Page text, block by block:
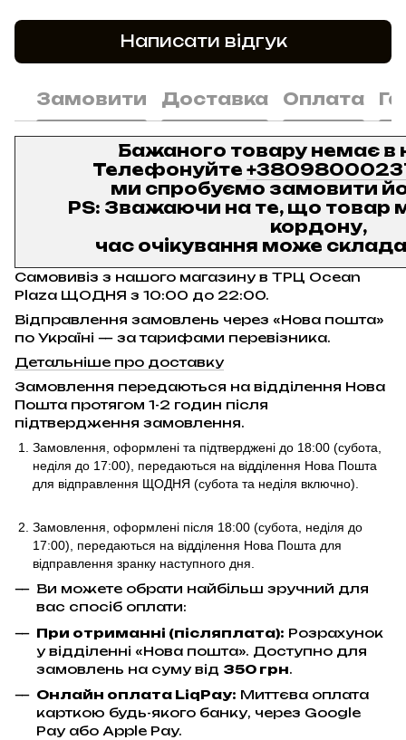
Написати відгук
Замовити Доставка Оплата
Бажаного товару немає в
Телефонуйте
ми спробуємо замовити
PS: Зважаючи на те, що товар
кордону,
час очікування може
Самовивіз з нашого магазину в ТРЦ Ocean
Plaza ЩОДНЯ з 10:00 до 22:00.
Відправлення замовлень через «Нова пошта»
по Україні — за тарифами перевізника.
Детальніше про доставку
Замовлення передаються на відділення Нова
Пошта протягом 1-2 годин після
підтвердження замовлення.
Замовлення, оформлені та підтверджені до 18:00 (субота,
неділя до 17:00) , передаються на відділення Нова Пошта
для відправлення ЩОДНЯ (субота та неділя включно).
Замовлення, оформлені після 18:00 (субота, неділя до
17:00), передаються на відділення Нова Пошта для
відправлення зранку наступного дня.
Ви можете обрати найбільш зручний для
вас спосіб оплати:
При отриманні (післяплата): Розрахунок
у відділенні «Нова пошта». Доступно для
замовлень на суму від 350 грн.
Онлайн оплата LiqPay: Миттєва оплата
карткою будь-якого банку, через Google
Pay або Apple Pay.